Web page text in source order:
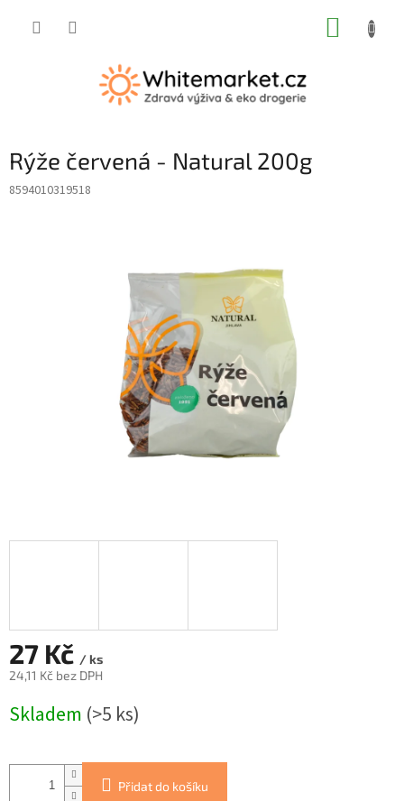
Rýže červená - Natural 200g
8594010319518
27 Kč / ks
24,11 Kč bez DPH
cena:
Skladem (>5 ks)
Přidat do košíku